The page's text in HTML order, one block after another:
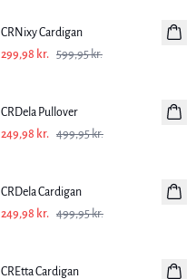
CRNixy Cardigan
299,98 kr. 599,95 kr.
CRDela Pullover
249,98 kr. 499,95 kr.
CRDela Cardigan
249,98 kr. 499,95 kr.
CREtta Cardigan